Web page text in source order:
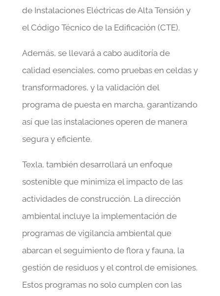
de Instalaciones Eléctricas de Alta Tensión y
el Código Técnico de la Edificación (CTE).
Además, se llevará a cabo auditoría de
calidad esenciales, como pruebas en celdas y
transformadores, y la validación del
programa de puesta en marcha, garantizando
así que las instalaciones operen de manera
segura y eficiente.
Texla, también desarrollará un enfoque
sostenible que minimiza el impacto de las
actividades de construcción. La dirección
ambiental incluye la implementación de
programas de vigilancia ambiental que
abarcan el seguimiento de flora y fauna, la
gestión de residuos y el control de emisiones.
Estos programas no solo cumplen con las